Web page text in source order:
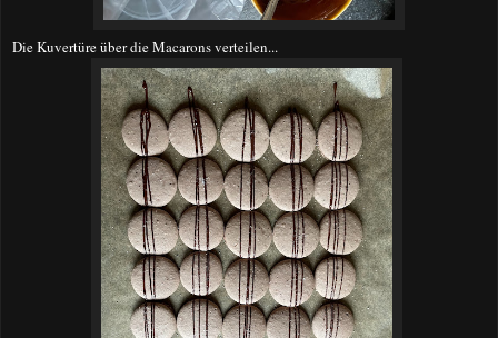
Die Kuvertüre über die Macarons verteilen...